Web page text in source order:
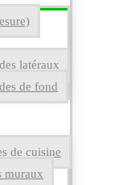
latéraux
de fond
de cuisine
muraux